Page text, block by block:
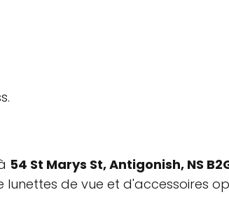
54 St Marys St, Antigonish, NS
de vue et d'accessoires